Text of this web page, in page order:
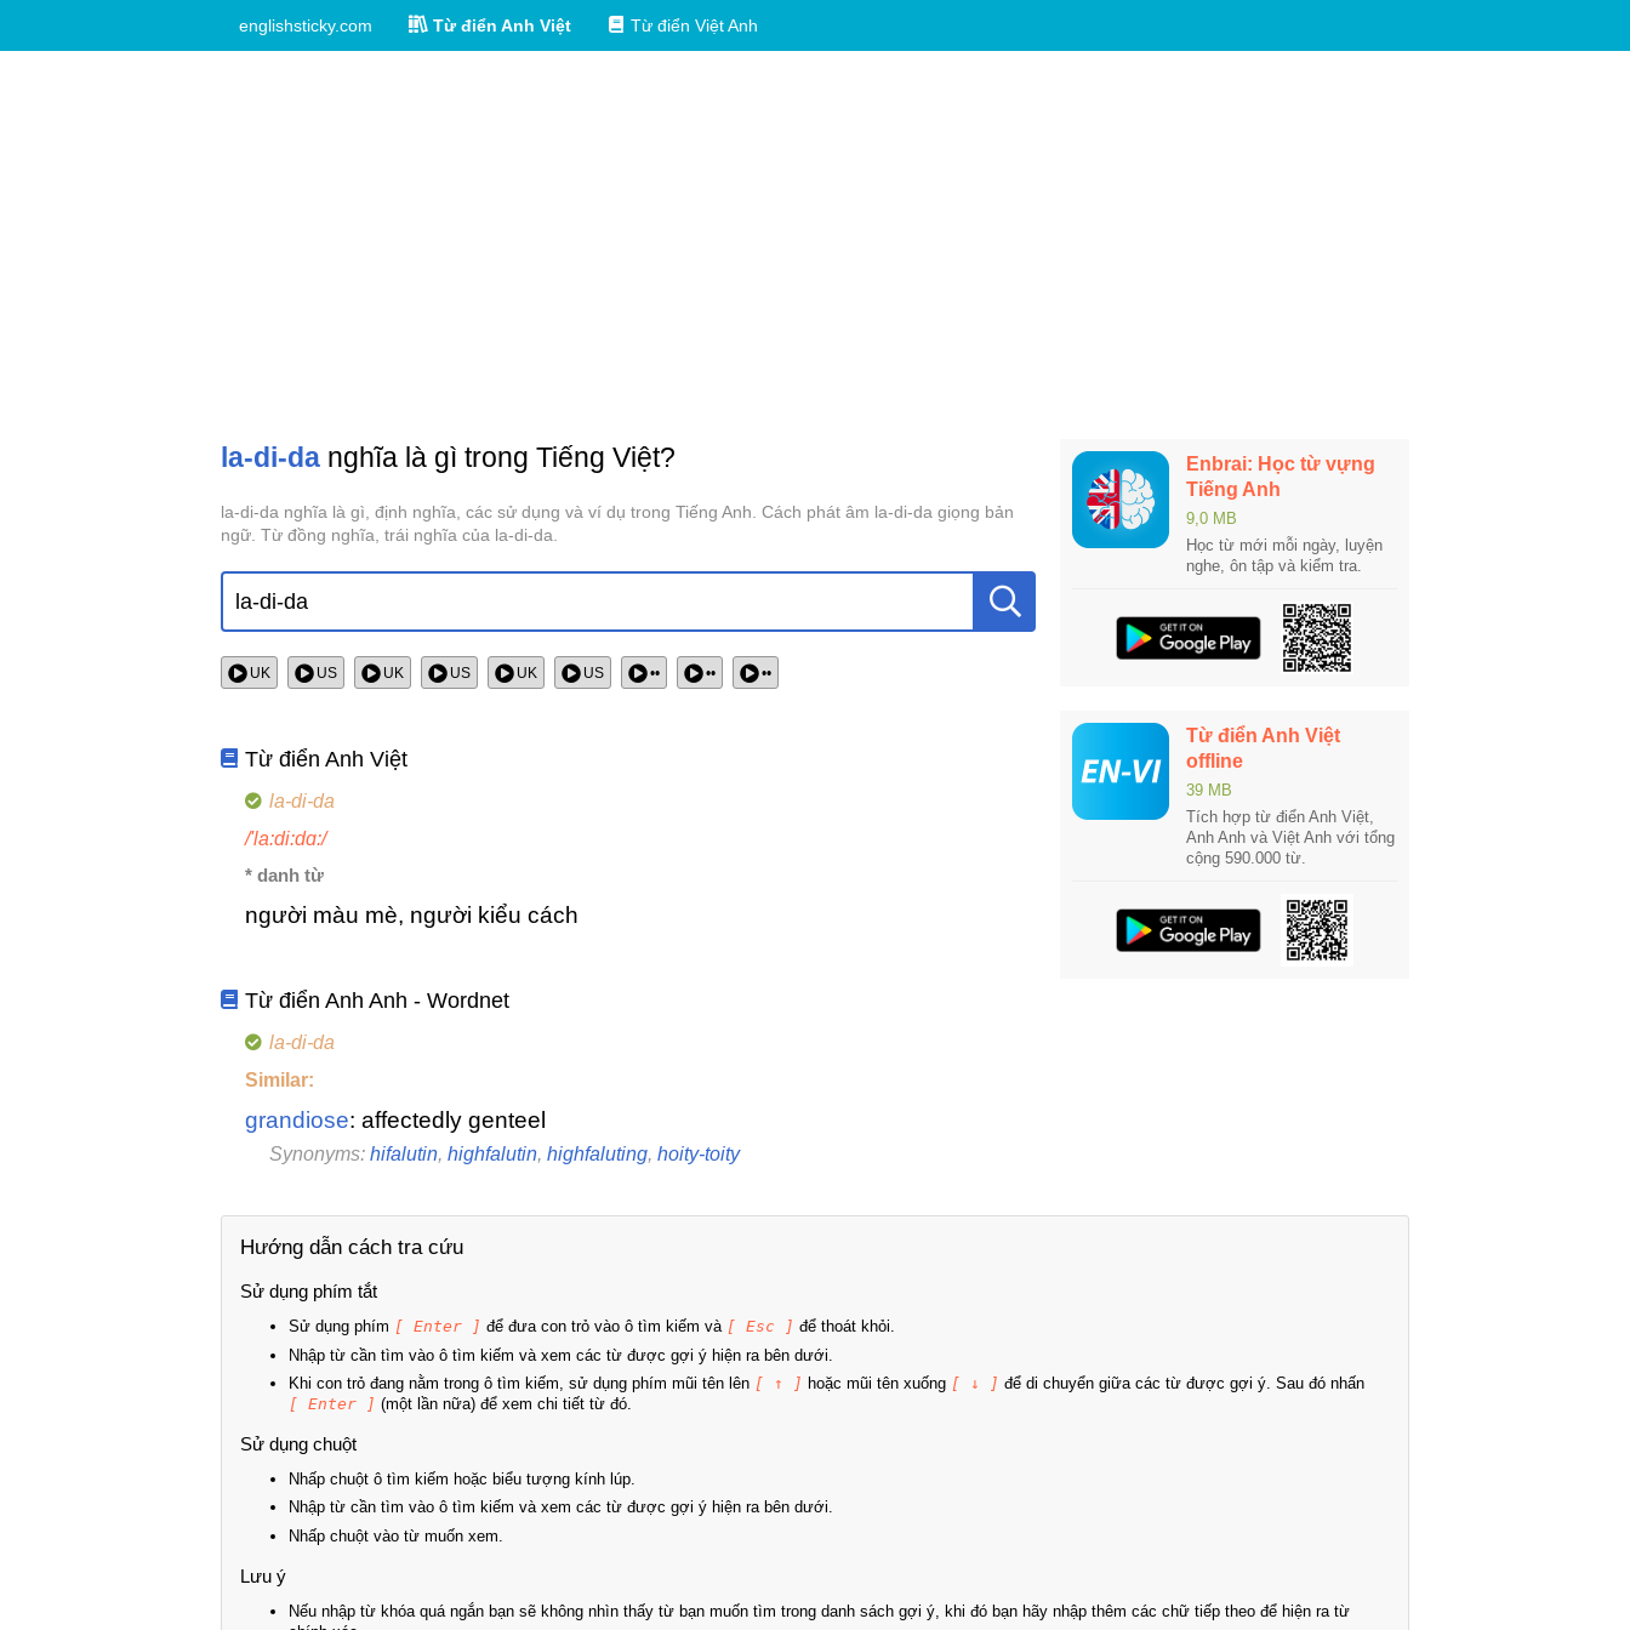
englishsticky.com Từ điển Anh Việt Từ điển Việt Anh
la-di-da nghĩa là gì trong Tiếng Việt?
la-di-da nghĩa là gì, định nghĩa, các sử dụng và ví dụ trong Tiếng Anh. Cách phát âm la-di-da giọng bản
ngữ. Từ đồng nghĩa, trái nghĩa của la-di-da.
UK US UK US UK US •• •• ••
Từ điển Anh Việt
la-di-da
/'la:di:dɑ:/
* danh từ
người màu mè, người kiểu cách
Từ điển Anh Anh - Wordnet
la-di-da
Similar:
grandiose: affectedly genteel
Synonyms: hifalutin, highfalutin, highfaluting, hoity-toity
Enbrai: Học từ vựng
Tiếng Anh
9,0 MB
Học từ mới mỗi ngày, luyện
nghe, ôn tập và kiểm tra.
Từ điển Anh Việt
offline
39 MB
Tích hợp từ điển Anh Việt,
Anh Anh và Việt Anh với tổng
cộng 590.000 từ.
Hướng dẫn cách tra cứu
Sử dụng phím tắt
Sử dụng phím [ Enter ] để đưa con trỏ vào ô tìm kiếm và [ Esc ] để thoát khỏi.
Nhập từ cần tìm vào ô tìm kiếm và xem các từ được gợi ý hiện ra bên dưới.
Khi con trỏ đang nằm trong ô tìm kiếm, sử dụng phím mũi tên lên [ ↑ ] hoặc mũi tên xuống [ ↓ ] để di chuyển giữa các từ được gợi ý. Sau đó nhấn
[ Enter ] (một lần nữa) để xem chi tiết từ đó.
Sử dụng chuột
Nhấp chuột ô tìm kiếm hoặc biểu tượng kính lúp.
Nhập từ cần tìm vào ô tìm kiếm và xem các từ được gợi ý hiện ra bên dưới.
Nhấp chuột vào từ muốn xem.
Lưu ý
Nếu nhập từ khóa quá ngắn bạn sẽ không nhìn thấy từ bạn muốn tìm trong danh sách gợi ý, khi đó bạn hãy nhập thêm các chữ tiếp theo để hiện ra từ